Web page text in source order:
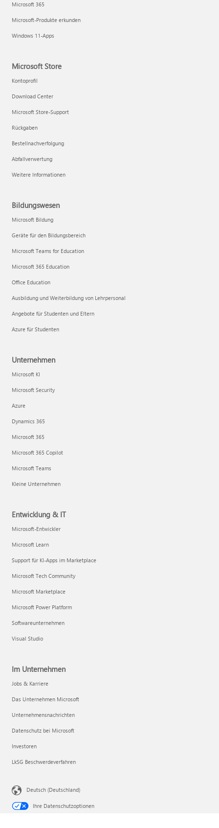
Microsoft 365
Microsoft-Produkte erkunden
Windows 11-Apps
Microsoft Store
Kontoprofil
Download Center
Microsoft Store-Support
Rückgaben
Bestellnachverfolgung
Abfallverwertung
Weitere Informationen
Bildungswesen
Microsoft Bildung
Geräte für den Bildungsbereich
Microsoft Teams for Education
Microsoft 365 Education
Office Education
Ausbildung und Weiterbildung von Lehrpersonal
Angebote für Studenten und Eltern
Azure für Studenten
Unternehmen
Microsoft KI
Microsoft Security
Azure
Dynamics 365
Microsoft 365
Microsoft 365 Copilot
Microsoft Teams
Kleine Unternehmen
Entwicklung & IT
Microsoft-Entwickler
Microsoft Learn
Support für KI-Apps im Marketplace
Microsoft Tech Community
Microsoft Marketplace
Microsoft Power Platform
Softwareunternehmen
Visual Studio
Im Unternehmen
Jobs & Karriere
Das Unternehmen Microsoft
Unternehmensnachrichten
Datenschutz bei Microsoft
Investoren
LkSG Beschwerdeverfahren
Deutsch (Deutschland)
Ihre Datenschutzoptionen